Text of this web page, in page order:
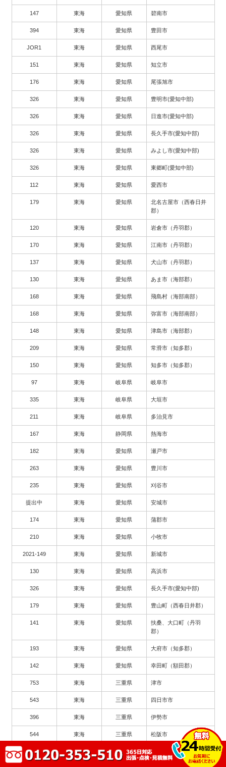
147 東海 愛知県 碧南市
394 東海 愛知県 豊田市
JOR1 東海 愛知県 西尾市
151 東海 愛知県 知立市
176 東海 愛知県 尾張旭市
326 東海 愛知県 豊明市(愛知中部)
326 東海 愛知県 日進市(愛知中部)
326 東海 愛知県 長久手市(愛知中部)
326 東海 愛知県 みよし市(愛知中部)
326 東海 愛知県 東郷町(愛知中部)
112 東海 愛知県 愛西市
179 東海 愛知県
北名古屋市（西春日井
郡）
120 東海 愛知県 岩倉市（丹羽郡）
170 東海 愛知県 江南市（丹羽郡）
137 東海 愛知県 犬山市（丹羽郡）
130 東海 愛知県 あま市（海部郡）
168 東海 愛知県 飛島村（海部南部）
168 東海 愛知県 弥富市（海部南部）
148 東海 愛知県 津島市（海部郡）
209 東海 愛知県 常滑市（知多郡）
150 東海 愛知県 知多市（知多郡）
97 東海 岐阜県 岐阜市
335 東海 岐阜県 大垣市
211 東海 岐阜県 多治見市
167 東海 静岡県 熱海市
182 東海 愛知県 瀬戸市
263 東海 愛知県 豊川市
235 東海 愛知県 刈谷市
提出中 東海 愛知県 安城市
174 東海 愛知県 蒲郡市
210 東海 愛知県 小牧市
2021-149 東海 愛知県 新城市
130 東海 愛知県 高浜市
326 東海 愛知県 長久手市(愛知中部)
179 東海 愛知県 豊山町（西春日井郡）
141 東海 愛知県
扶桑、大口町（丹羽
郡）
193 東海 愛知県 大府市（知多郡）
142 東海 愛知県 幸田町（額田郡）
753 東海 三重県 津市
543 東海 三重県 四日市市
396 東海 三重県 伊勢市
544 東海 三重県 松阪市
571 東海 三重県 鈴鹿市